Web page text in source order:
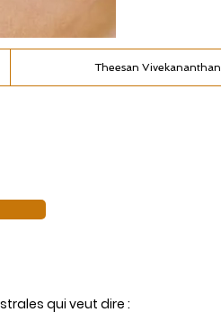
Theesan Vivekananthan
qui veut dire :